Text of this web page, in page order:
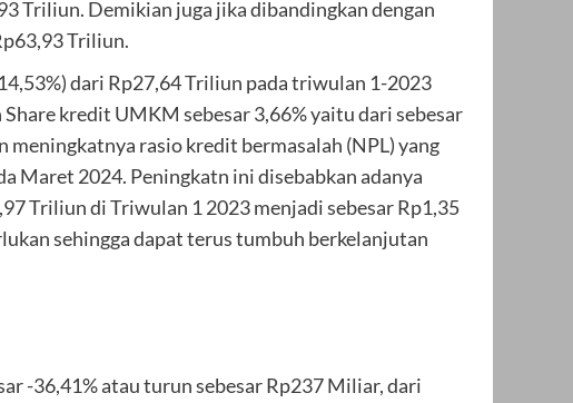
Triliun. Demikian juga jika dibandingkan dengan
Triliun.
dari Rp27,64 Triliun pada triwulan 1-2023
kredit UMKM sebesar 3,66% yaitu dari sebesar
rasio kredit bermasalah (NPL) yang
Maret 2024. Peningkatn ini disebabkan adanya
Triliun di Triwulan 1 2023 menjadi sebesar Rp1,35
sehingga dapat terus tumbuh berkelanjutan
-36,41% atau turun sebesar Rp237 Miliar, dari